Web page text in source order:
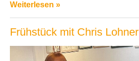
Weiterlesen »
Frühstück mit Chris Lohner